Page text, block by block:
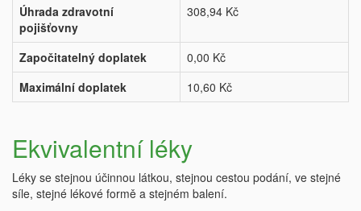
Úhrada zdravotní
pojišťovny
308,94 Kč
Započitatelný doplatek
0,00 Kč
Maximální doplatek
10,60 Kč
Ekvivalentní léky
Léky se stejnou účinnou látkou, stejnou cestou podání, ve stejné
síle, stejné lékové formě a stejném balení.